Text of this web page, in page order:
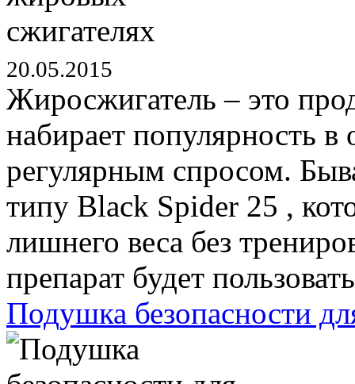
20.05.2015
Жиросжигатель – это
набирает популярность в
регулярным спросом.
типу Black Spider 25 ,
лишнего веса без
препарат будет
Подушка безопасности